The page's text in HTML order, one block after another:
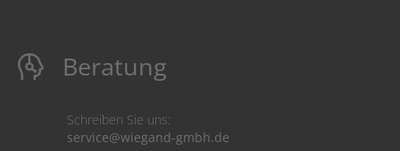
Beratung
Schreiben Sie uns:
service@wiegand-gmbh.de